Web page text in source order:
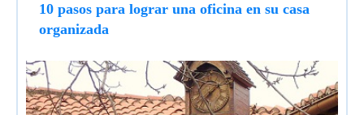
10 pasos para lograr una oficina en su casa
organizada